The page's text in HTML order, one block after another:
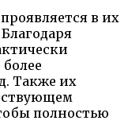
в их
Также их
полностью